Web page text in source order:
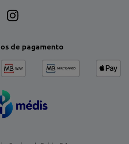
de pagamento